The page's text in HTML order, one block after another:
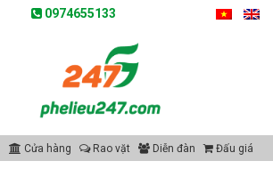
0974655133
Cửa hàng Rao vặt Diễn đàn Đấu giá